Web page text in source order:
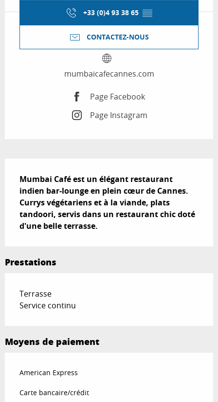
+33 (0)4 93 38 65 ▒▒
CONTACTEZ-NOUS
mumbaicafecannes.com
Page Facebook
Page Instagram
Mumbai Café est un élégant restaurant
indien bar-lounge en plein cœur de Cannes.
Currys végétariens et à la viande, plats
tandoori, servis dans un restaurant chic doté
d'une belle terrasse.
Prestations
Terrasse
Service continu
Moyens de paiement
American Express
Carte bancaire/crédit